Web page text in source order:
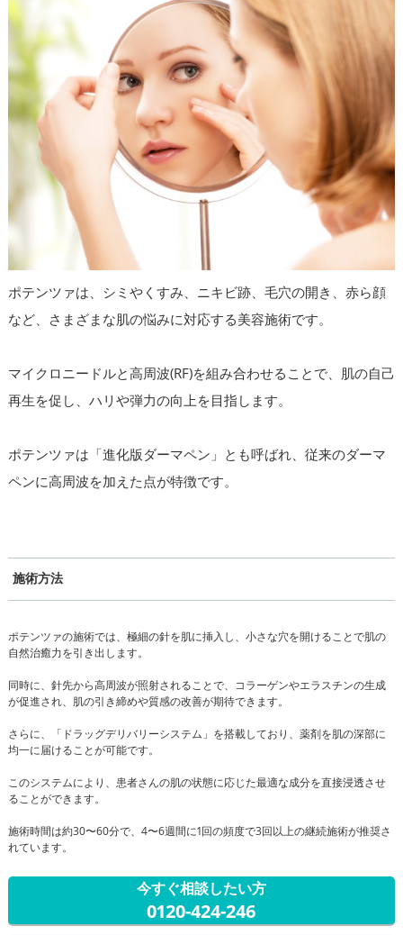
ポテンツァは、シミやくすみ、ニキビ跡、毛穴の開き、赤ら顔
など、さまざまな肌の悩みに対応する美容施術です。
マイクロニードルと高周波(RF)を組み合わせることで、肌の自己
再生を促し、ハリや弾力の向上を目指します。
ポテンツァは「進化版ダーマペン」とも呼ばれ、従来のダーマ
ペンに高周波を加えた点が特徴です。
施術方法
ポテンツァの施術では、極細の針を肌に挿入し、小さな穴を開けることで肌の
自然治癒力を引き出します。
同時に、針先から高周波が照射されることで、コラーゲンやエラスチンの生成
が促進され、肌の引き締めや質感の改善が期待できます。
さらに、「ドラッグデリバリーシステム」を搭載しており、薬剤を肌の深部に
均一に届けることが可能です。
このシステムにより、患者さんの肌の状態に応じた最適な成分を直接浸透させ
ることができます。
施術時間は約30〜60分で、4〜6週間に1回の頻度で3回以上の継続施術が推奨さ
れています。
今すぐ相談したい方
0120-424-246